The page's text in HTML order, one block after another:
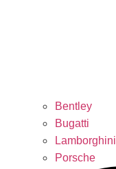
Bentley
Bugatti
Lamborghini
Porsche